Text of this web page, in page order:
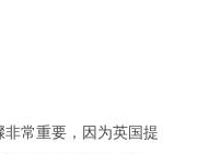
常重要，因为英国提